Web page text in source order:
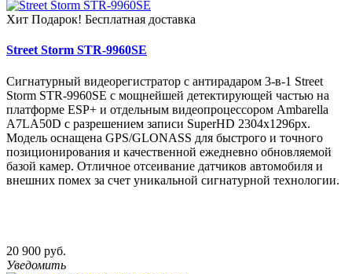
Хит Подарок! Бесплатная доставка
Street Storm STR-9960SE
Сигнатурный видеорегистратор с антирадаром 3-в-1 Street
Storm STR-9960SE с мощнейшей детектирующей частью на
платформе ESP+ и отдельным видеопроцессором Ambarella
A7LA50D c разрешением записи SuperHD 2304х1296px.
Модель оснащена GPS/GLONASS для быстрого и точного
позиционирования и качественной ежедневно обновляемой
базой камер. Отличное отсеивание датчиков автомобиля и
внешних помех за счет уникальной сигнатурной технологии.
20 900 руб.
Уведомить